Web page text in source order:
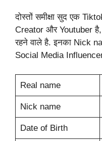
दोस्तों समीक्षा सुद एक
Creator और Youtuber
रहने वाले है. इनका Nick
Social Media
Real name
Nick name
Date of Birth